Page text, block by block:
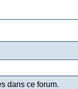
dans ce forum.